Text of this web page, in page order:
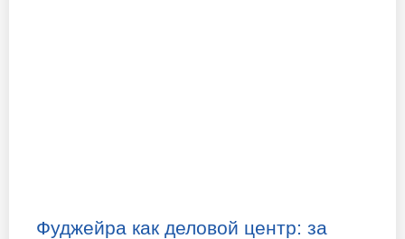
Фуджейра как деловой центр: за